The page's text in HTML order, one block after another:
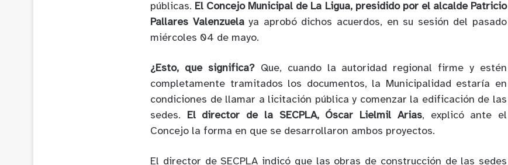
públicas. El Concejo Municipal de La Ligua, presidido por el alcalde Patricio
Pallares Valenzuelaya aprobó dichos acuerdos, en su sesión del pasado
miércoles 04 de mayo.
¿Esto, que significa? Que, cuando la autoridad regional firme y estén
completamente tramitados los documentos, la Municipalidad estaría en
condiciones de llamar a licitación pública y comenzar la edificación de las
sedes. El director de la SECPLA, Óscar Lielmil Arias, explicó ante el
Concejo la forma en que se desarrollaron ambos proyectos.
El director de SECPLA indicó que las obras de construcción de las sedes